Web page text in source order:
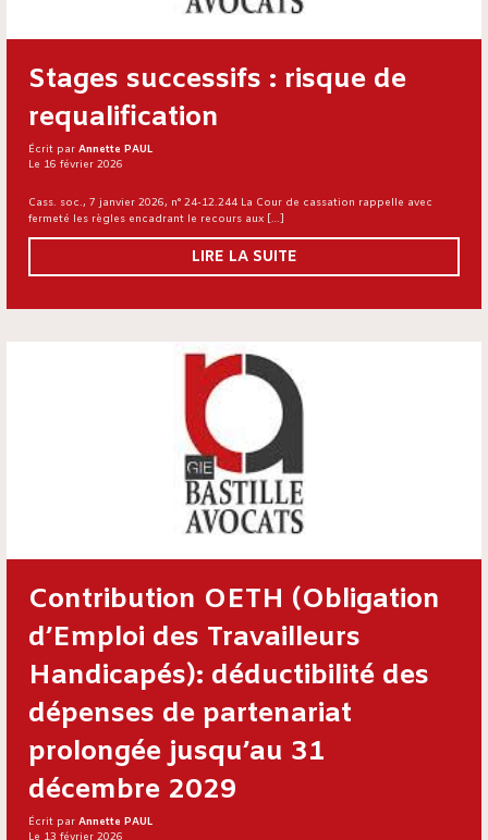
Stages successifs : risque de
requalification
Écrit par Annette PAUL
Le 16 février 2026
Cass. soc., 7 janvier 2026, n° 24-12.244 La Cour de cassation rappelle avec
fermeté les règles encadrant le recours aux […]
LIRE LA SUITE
Contribution OETH (Obligation
d’Emploi des Travailleurs
Handicapés): déductibilité des
dépenses de partenariat
prolongée jusqu’au 31
décembre 2029
Écrit par Annette PAUL